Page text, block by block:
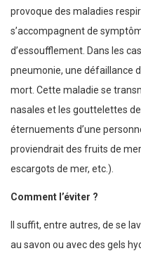
provoque des maladies
s’accompagnent de
d’essoufflement. Dans les
pneumonie, une défaillance
mort. Cette maladie se
nasales et les gouttelettes
éternuements d’une
proviendrait des fruits de
escargots de mer, etc.).
Comment l’éviter ?
Il suffit, entre autres, de se
au savon ou avec des gels